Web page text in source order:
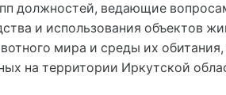
должностей, ведающие
и использования объектов
мира и среды их
на территории Иркутской